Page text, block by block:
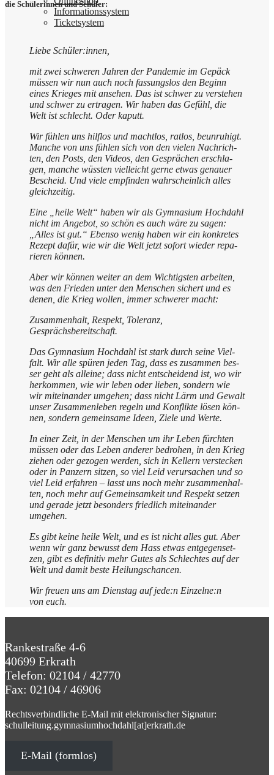
Infor­ma­ti­ons­sy­stem
Ticket­sy­stem
die Schü­le­rin­nen und Schüler:
Lie­be Schüler:innen,
mit zwei schwe­ren Jah­ren der Pan­de­mie im Gepäck
müs­sen wir nun auch noch fas­sungs­los den Beginn
eines Krie­ges mit anse­hen. Das ist schwer zu ver­ste­hen
und schwer zu ertra­gen. Wir haben das Gefühl, die
Welt ist schlecht. Oder kaputt.
Wir füh­len uns hilf­los und macht­los, rat­los, beun­ru­higt.
Man­che von uns füh­len sich von den vie­len Nach­rich­
ten, den Posts, den Vide­os, den Gesprä­chen erschla­
gen, man­che wüss­ten viel­leicht ger­ne etwas genau­er
Bescheid. Und vie­le emp­fin­den wahr­schein­lich alles
gleichzeitig.
Eine „hei­le Welt“ haben wir als Gym­na­si­um Hoch­dahl
nicht im Ange­bot, so schön es auch wäre zu sagen:
„Alles ist gut.“ Eben­so wenig haben wir ein kon­kre­tes
Rezept dafür, wie wir die Welt jetzt sofort wie­der repa­
rie­ren können.
Aber wir kön­nen wei­ter an dem Wich­tig­sten arbei­ten,
was den Frie­den unter den Men­schen sichert und es
denen, die Krieg wol­len, immer schwe­rer macht:
Zusam­men­halt, Respekt, Tole­ranz,
Gesprächsbereitschaft.
Das Gym­na­si­um Hoch­dahl ist stark durch sei­ne Viel­
falt. Wir alle spü­ren jeden Tag, dass es zusam­men bes­
ser geht als allei­ne; dass nicht ent­schei­dend ist, wo wir
her­kom­men, wie wir leben oder lie­ben, son­dern wie
wir mit­ein­an­der umge­hen; dass nicht Lärm und Gewalt
unser Zusam­men­le­ben regeln und Kon­flik­te lösen kön­
nen, son­dern gemein­sa­me Ideen, Zie­le und Werte.
In einer Zeit, in der Men­schen um ihr Leben fürch­ten
müs­sen oder das Leben ande­rer bedro­hen, in den Krieg
zie­hen oder gezo­gen wer­den, sich in Kel­lern ver­stecken
oder in Pan­zern sit­zen, so viel Leid ver­ur­sa­chen und so
viel Leid erfah­ren – lasst uns noch mehr zusam­men­hal­
ten, noch mehr auf Gemein­sam­keit und Respekt set­zen
und gera­de jetzt beson­ders fried­lich mit­ein­an­der
umgehen.
Es gibt kei­ne hei­le Welt, und es ist nicht alles gut. Aber
wenn wir ganz bewusst dem Hass etwas ent­ge­gen­set­
zen, gibt es defi­ni­tiv mehr Gutes als Schlech­tes auf der
Welt und damit beste Heilungschancen.
Wir freu­en uns am Diens­tag auf jede:n Einzelne:n
von euch.
Rankestraße 4-6
40699 Erkrath
Telefon: 02104 / 42770
Fax: 02104 / 46906
Rechtsverbindliche E-Mail mit elektronischer Signatur:
schulleitung.gymnasiumhochdahl[at]erkrath.de
E-Mail (formlos)